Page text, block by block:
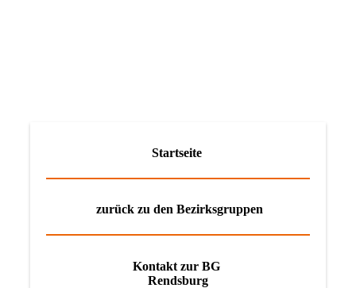
Startseite
zurück zu den Bezirksgruppen
Kontakt zur BG
Rendsburg